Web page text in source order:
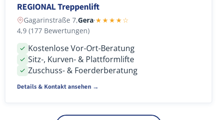
REGIONAL Treppenlift
Gagarinstraße 7,Gera·★★★★☆
4,9 (177 Bewertungen)
Kostenlose Vor-Ort-Beratung
Sitz-, Kurven- & Plattformlifte
Zuschuss- & Foerderberatung
Details & Kontakt ansehen →